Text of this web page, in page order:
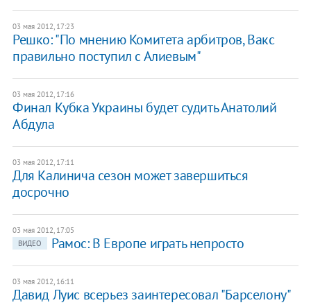
03 мая 2012, 17:23
Решко: "По мнению Комитета арбитров, Вакс
правильно поступил с Алиевым"
03 мая 2012, 17:16
Финал Кубка Украины будет судить Анатолий
Абдула
03 мая 2012, 17:11
Для Калинича сезон может завершиться
досрочно
03 мая 2012, 17:05
ВИДЕО
Рамос: В Европе играть непросто
03 мая 2012, 16:11
Давид Луис всерьез заинтересовал "Барселону"